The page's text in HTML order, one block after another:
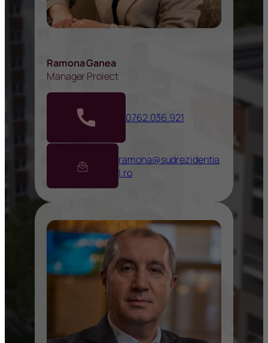
Ramona Ganea
Manager Proiect
0762.036.921
ramona@sudrezidentia
l.ro